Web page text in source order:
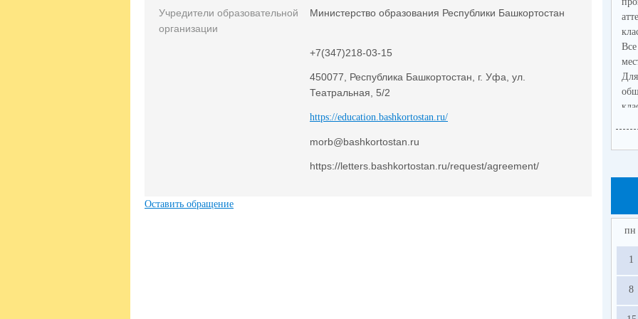
Учредители образовательной
организации
Министерство образования Республики Башкортостан
+7(347)218-03-15
450077, Республика Башкортостан, г. Уфа, ул.
Театральная, 5/2
https://education.bashkortostan.ru/
morb@bashkortostan.ru
https://letters.bashkortostan.ru/request/agreement/
Оставить обращение
и
В
пн
1
8